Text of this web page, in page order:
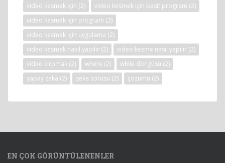
video kesmek için (2) video kesmek için basit program (2)
video kesmek için program (2)
video kesmek için uygulama (2)
video kesmek nasıl yapılır (2) video kesme nasıl yapılır (2)
video kırpmak (2) where (2) while döngüsü (2)
yapay zeka (2) zeka sorusu (2) çözümü (2)
EN ÇOK GÖRÜNTÜLENENLER